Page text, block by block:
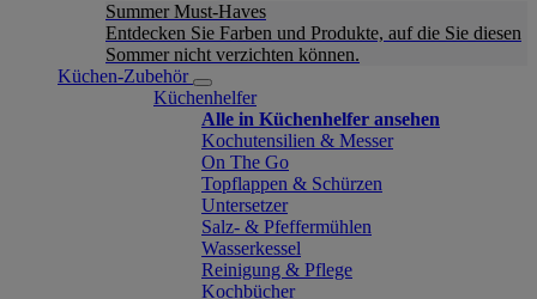
Summer Must-Haves
Entdecken Sie Farben und Produkte, auf die Sie diesen
Sommer nicht verzichten können.
Küchen-Zubehör
Küchenhelfer
Alle in Küchenhelfer ansehen
Kochutensilien & Messer
On The Go
Topflappen & Schürzen
Untersetzer
Salz- & Pfeffermühlen
Wasserkessel
Reinigung & Pflege
Kochbücher